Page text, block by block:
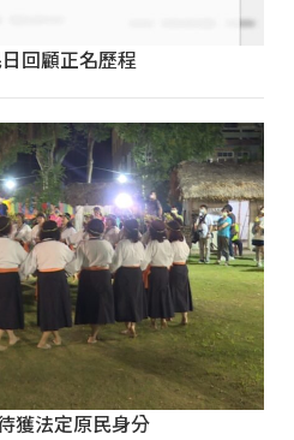
回顧正名歷程
獲法定原民身分